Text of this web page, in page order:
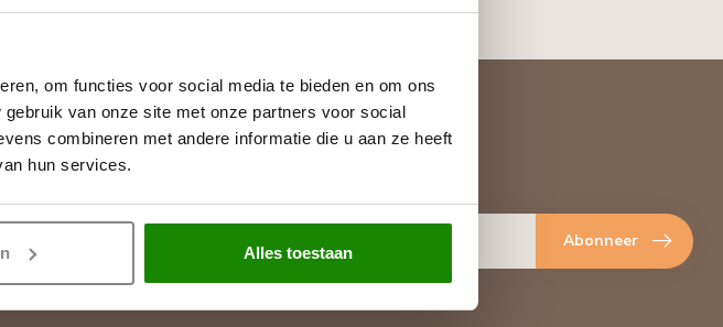
om functies voor social media te bieden en om ons
van onze site met onze partners voor social
combineren met andere informatie die u aan ze heeft
hun services.
Alles toestaan
Abonneer je op onze nieuwsbrief
Abonneer